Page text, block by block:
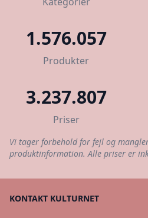
1.576.057
Produkter
3.237.807
Priser
Vi tager forbehold for fejl og
produktinformation. Alle priser er
KONTAKT KULTURNET